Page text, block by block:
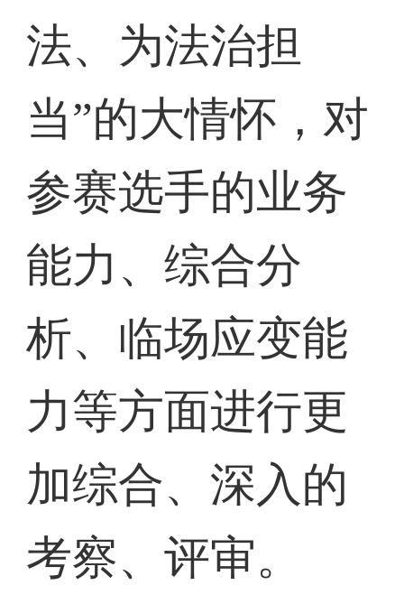
法、为法治担
当”的大情怀，对
参赛选手的业务
能力、综合分
析、临场应变能
力等方面进行更
加综合、深入的
考察、评审。